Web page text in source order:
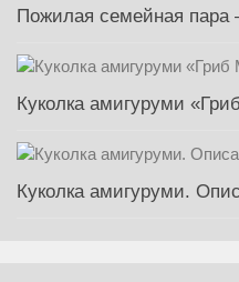
Пожилая семейная пара
Куколка амигуруми
Куколка амигуруми.